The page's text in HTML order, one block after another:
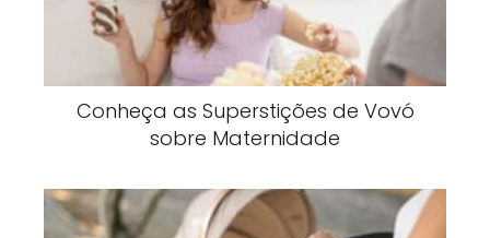
Conheça as Superstições de Vovó
sobre Maternidade